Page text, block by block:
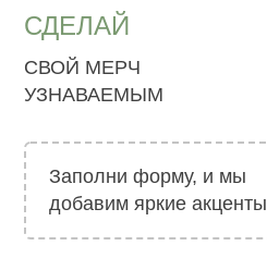
СДЕЛАЙ
СВОЙ МЕРЧ
УЗНАВАЕМЫМ
Заполни форму, и мы
добавим яркие акценты